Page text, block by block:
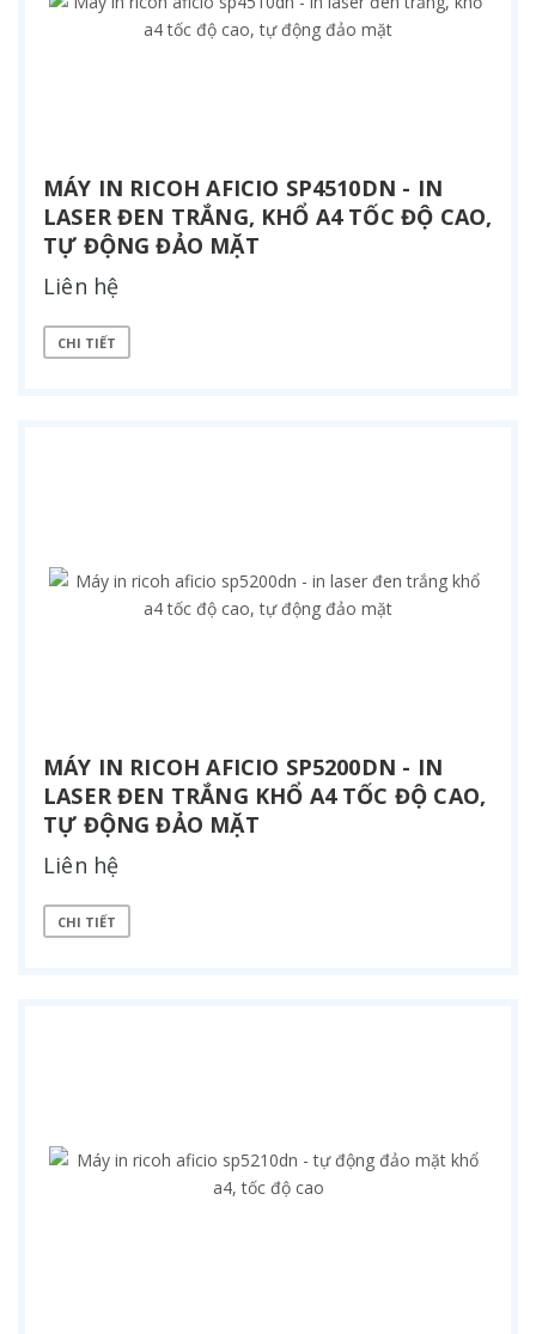
MÁY IN RICOH AFICIO SP4510DN - IN
LASER ĐEN TRẮNG, KHỔ A4 TỐC ĐỘ CAO,
TỰ ĐỘNG ĐẢO MẶT
Liên hệ
CHI TIẾT
MÁY IN RICOH AFICIO SP5200DN - IN
LASER ĐEN TRẮNG KHỔ A4 TỐC ĐỘ CAO,
TỰ ĐỘNG ĐẢO MẶT
Liên hệ
CHI TIẾT